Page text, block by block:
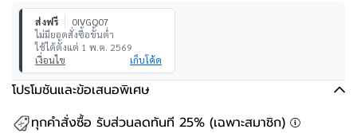
ส่งฟรี
0IVGQ07
ไม่มียอดสั่งซื้อขั้นต่ำ
ใช้ได้ตั้งแต่ 1 พ.ค. 2569
เงื่อนไข
เก็บโค้ด
โปรโมชันและข้อเสนอพิเศษ
ทุกคำสั่งซื้อ รับส่วนลดทันที 25% (เฉพาะสมาชิก)